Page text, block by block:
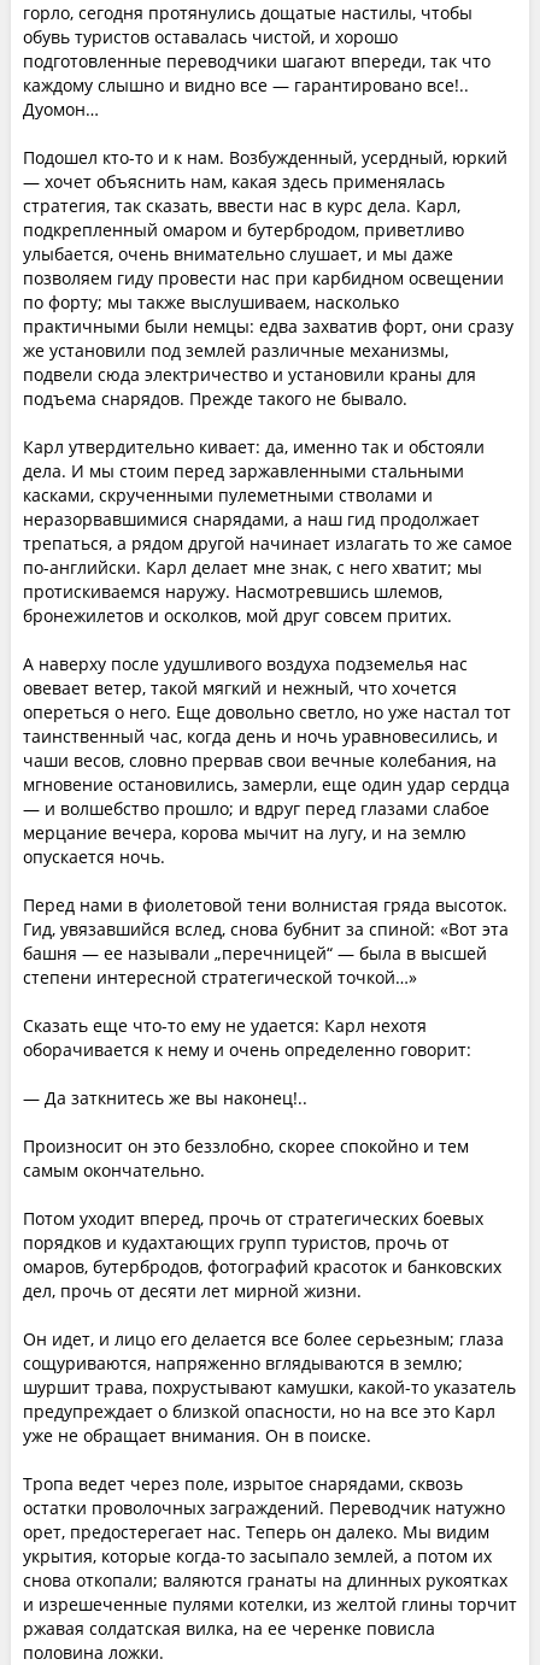
горло, сегодня протянулись дощатые настилы, чтобы
обувь туристов оставалась чистой, и хорошо
подготовленные переводчики шагают впереди, так что
каждому слышно и видно все — гарантировано все!..
Дуомон…
Подошел кто-то и к нам. Возбужденный, усердный, юркий
— хочет объяснить нам, какая здесь применялась
стратегия, так сказать, ввести нас в курс дела. Карл,
подкрепленный омаром и бутербродом, приветливо
улыбается, очень внимательно слушает, и мы даже
позволяем гиду провести нас при карбидном освещении
по форту; мы также выслушиваем, насколько
практичными были немцы: едва захватив форт, они сразу
же установили под землей различные механизмы,
подвели сюда электричество и установили краны для
подъема снарядов. Прежде такого не бывало.
Карл утвердительно кивает: да, именно так и обстояли
дела. И мы стоим перед заржавленными стальными
касками, скрученными пулеметными стволами и
неразорвавшимися снарядами, а наш гид продолжает
трепаться, а рядом другой начинает излагать то же самое
по-английски. Карл делает мне знак, с него хватит; мы
протискиваемся наружу. Насмотревшись шлемов,
бронежилетов и осколков, мой друг совсем притих.
А наверху после удушливого воздуха подземелья нас
овевает ветер, такой мягкий и нежный, что хочется
опереться о него. Еще довольно светло, но уже настал тот
таинственный час, когда день и ночь уравновесились, и
чаши весов, словно прервав свои вечные колебания, на
мгновение остановились, замерли, еще один удар сердца
— и волшебство прошло; и вдруг перед глазами слабое
мерцание вечера, корова мычит на лугу, и на землю
опускается ночь.
Перед нами в фиолетовой тени волнистая гряда высоток.
Гид, увязавшийся вслед, снова бубнит за спиной: «Вот эта
башня — ее называли „перечницей“ — была в высшей
степени интересной стратегической точкой…»
Сказать еще что-то ему не удается: Карл нехотя
оборачивается к нему и очень определенно говорит:
— Да заткнитесь же вы наконец!..
Произносит он это беззлобно, скорее спокойно и тем
самым окончательно.
Потом уходит вперед, прочь от стратегических боевых
порядков и кудахтающих групп туристов, прочь от
омаров, бутербродов, фотографий красоток и банковских
дел, прочь от десяти лет мирной жизни.
Он идет, и лицо его делается все более серьезным; глаза
сощуриваются, напряженно вглядываются в землю;
шуршит трава, похрустывают камушки, какой-то указатель
предупреждает о близкой опасности, но на все это Карл
уже не обращает внимания. Он в поиске.
Тропа ведет через поле, изрытое снарядами, сквозь
остатки проволочных заграждений. Переводчик натужно
орет, предостерегает нас. Теперь он далеко. Мы видим
укрытия, которые когда-то засыпало землей, а потом их
снова откопали; валяются гранаты на длинных рукоятках
и изрешеченные пулями котелки, из желтой глины торчит
ржавая солдатская вилка, на ее черенке повисла
половина ложки.